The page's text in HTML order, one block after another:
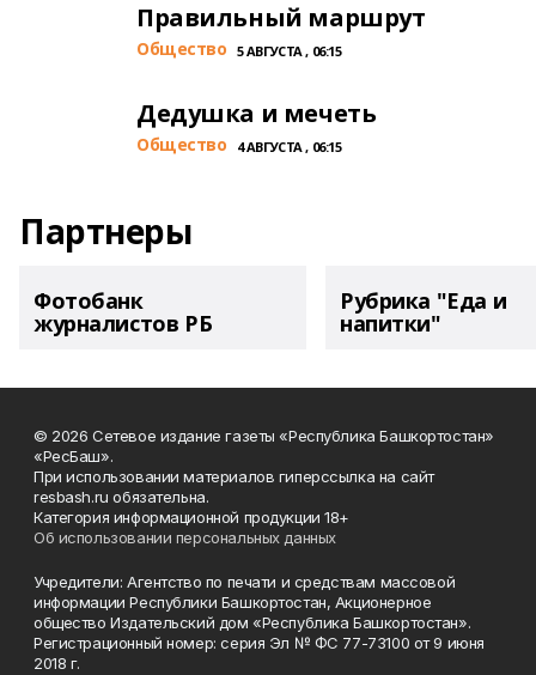
Правильный маршрут
Общество 5 АВГУСТА , 06:15
Дедушка и мечеть
Общество 4 АВГУСТА , 06:15
Партнеры
Фотобанк
журналистов РБ
Рубрика "Еда и
напитки"
© 2026 Сетевое издание газеты «Республика Башкортостан»
«РесБаш».
При использовании материалов гиперссылка на сайт
resbash.ru обязательна.
Категория информационной продукции 18+
Об использовании персональных данных
Учредители: Агентство по печати и средствам массовой
информации Республики Башкортостан, Акционерное
общество Издательский дом «Республика Башкортостан».
Регистрационный номер: серия Эл № ФС 77-73100 от 9 июня
2018 г.